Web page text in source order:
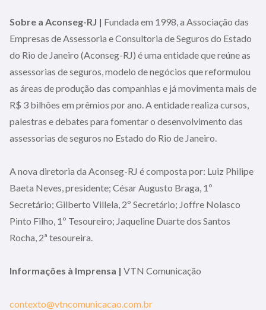
Sobre a Aconseg-RJ | Fundada em 1998, a Associação das
Empresas de Assessoria e Consultoria de Seguros do Estado
do Rio de Janeiro (Aconseg-RJ) é uma entidade que reúne as
assessorias de seguros, modelo de negócios que reformulou
as áreas de produção das companhias e já movimenta mais de
R$ 3 bilhões em prêmios por ano. A entidade realiza cursos,
palestras e debates para fomentar o desenvolvimento das
assessorias de seguros no Estado do Rio de Janeiro.
A nova diretoria da Aconseg-RJ é composta por: Luiz Philipe
Baeta Neves, presidente; César Augusto Braga, 1º
Secretário; Gilberto Villela, 2º Secretário; Joffre Nolasco
Pinto Filho, 1º Tesoureiro; Jaqueline Duarte dos Santos
Rocha, 2ª tesoureira.
Informações à Imprensa | VTN Comunicação
contexto@​vtncomunicacao.com.br